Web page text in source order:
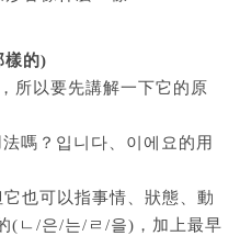
樣的)
所以要先講解一下它的原
嗎？입니다、이에요的用
也可以指事情、狀態、動
(ㄴ/은/는/ㄹ/을)，加上最早